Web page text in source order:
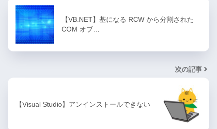
【VB.NET】基になる RCW から分割された
COM オブ…
次の記事
【Visual Studio】アンインストールできない